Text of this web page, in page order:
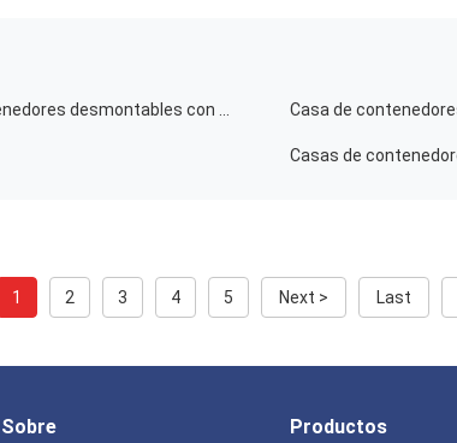
1 2 3 4 5 Next > Last
Sobre Productos